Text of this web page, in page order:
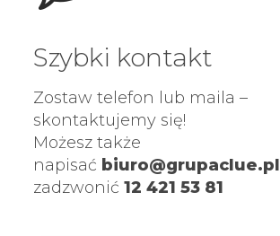
Szybki kontakt
Zostaw telefon lub maila –
skontaktujemy się!
Możesz także
napisać biuro@grupaclue.pl
zadzwonić 12 421 53 81